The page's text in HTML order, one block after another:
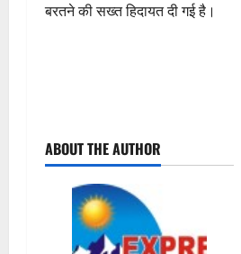
बरतने की सख्त हिदायत दी गई है।
o
ABOUT THE AUTHOR